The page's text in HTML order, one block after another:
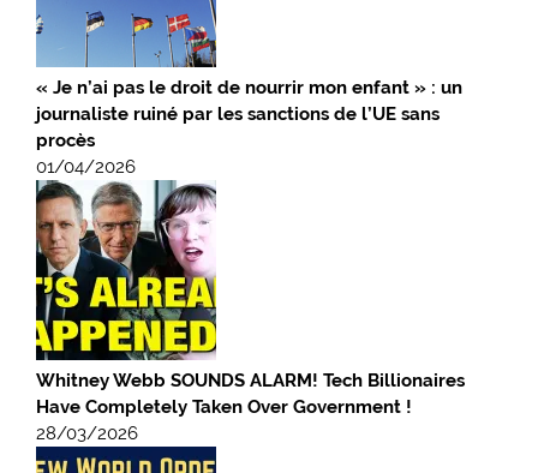
« Je n’ai pas le droit de nourrir mon enfant » : un
journaliste ruiné par les sanctions de l’UE sans
procès
01/04/2026
Whitney Webb SOUNDS ALARM! Tech Billionaires
Have Completely Taken Over Government !
28/03/2026